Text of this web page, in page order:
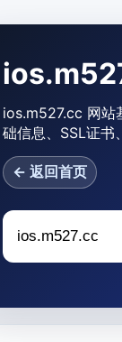
ios.m527.cc 网站
础信息、SSL证书
← 返回首页